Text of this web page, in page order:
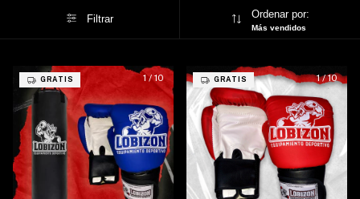
Filtrar Ordenar por:
Más vendidos
1/10
GRATIS 1/10
GRATIS